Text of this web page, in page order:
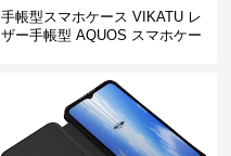
手帳型スマホケース VIKATU レ
ザー手帳型 AQUOS スマホケー